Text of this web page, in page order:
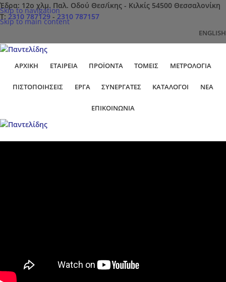
Skip to navigation
Skip to main content
Έδρα: 12ο χλμ. Παλ. Οδού Θεσ/ίκης - Κιλκίς 54500 Θεσσαλονίκη
Τ:2310 787129-2310 787157
ENGLISH
ΑΡΧΙΚΉ ΕΤΑΙΡΕΊΑ ΠΡΟΪΌΝΤΑ ΤΟΜΕΊΣ ΜΕΤΡΟΛΟΓΊΑ
ΠΙΣΤΟΠΟΙΉΣΕΙΣ ΕΡΓΑ ΣΥΝΕΡΓΆΤΕΣ ΚΑΤΆΛΟΓΟΙ ΝΈΑ
ΕΠΙΚΟΙΝΩΝΊΑ